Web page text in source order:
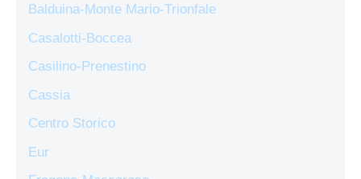
Balduina-Monte Mario-Trionfale
Casalotti-Boccea
Casilino-Prenestino
Cassia
Centro Storico
Eur